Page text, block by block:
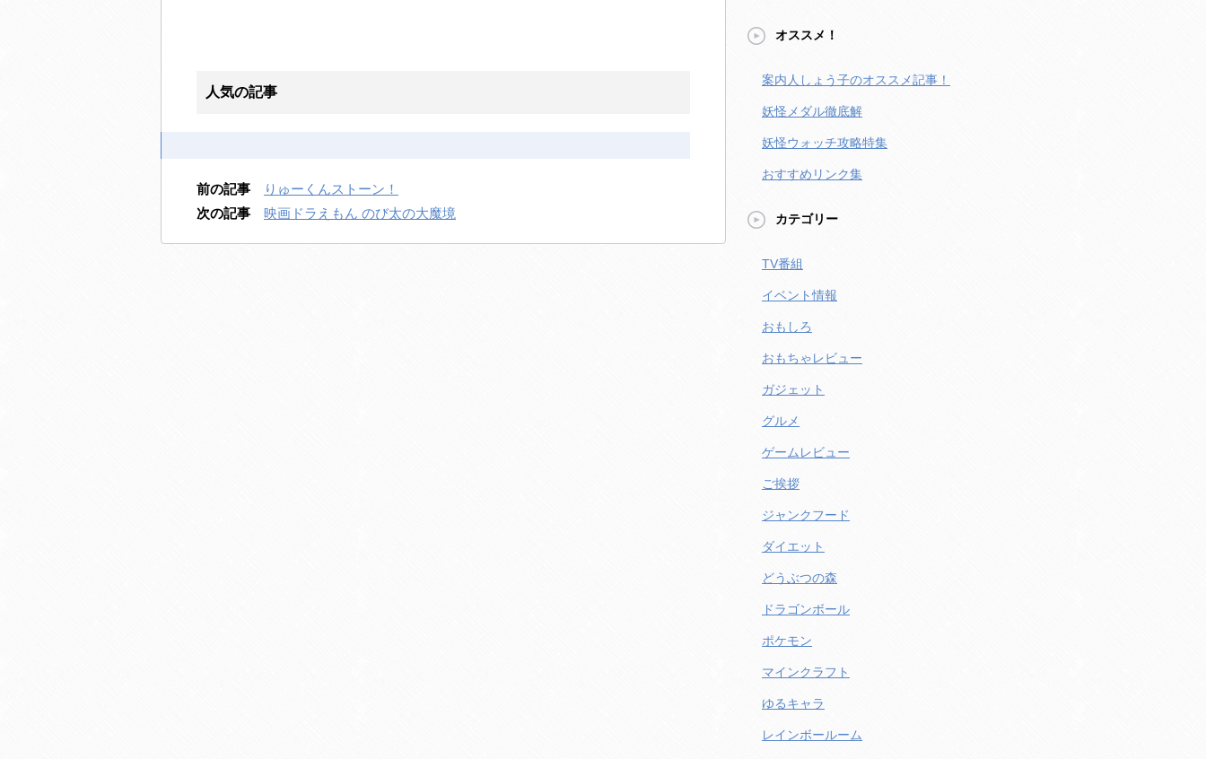
人気の記事
前の記事
りゅーくんストーン！
次の記事
映画ドラえもん のび太の大魔境
オススメ！
案内人しょう子のオススメ記事！
妖怪メダル徹底解
妖怪ウォッチ攻略特集
おすすめリンク集
カテゴリー
TV番組
イベント情報
おもしろ
おもちゃレビュー
ガジェット
グルメ
ゲームレビュー
ご挨拶
ジャンクフード
ダイエット
どうぶつの森
ドラゴンボール
ポケモン
マインクラフト
ゆるキャラ
レインボールーム